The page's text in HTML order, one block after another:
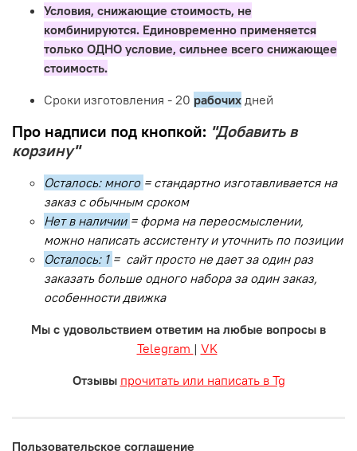
Условия, снижающие стоимость, не
комбинируются. Единовременно применяется
только ОДНО условие, сильнее всего снижающее
стоимость.
Сроки изготовления - 20 рабочих дней
Про надписи под кнопкой: "Добавить в
корзину"
Осталось: много = стандартно изготавливается на
заказ с обычным сроком
Нет в наличии = форма на переосмыслении,
можно написать ассистенту и уточнить по позиции
Осталось: 1 = сайт просто не дает за один раз
заказать больше одного набора за один заказ,
особенности движка
Мы с удовольствием ответим на любые вопросы в
Telegram | VK
Отзывы прочитать или написать в Tg
Пользовательское соглашение